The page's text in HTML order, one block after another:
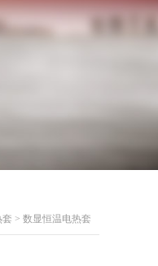
套 > 数显恒温电热套